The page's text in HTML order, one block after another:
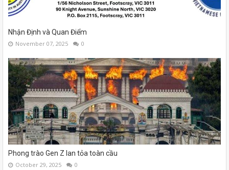
Nhận Định và Quan Điểm
November 07, 2025 0
Phong trào Gen Z lan tỏa toàn cầu
October 29, 2025 0